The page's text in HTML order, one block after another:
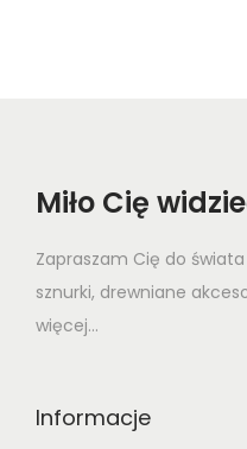
Miło Cię
Zapraszam Cię do
sznurki, drewniane
więcej...
Informacje